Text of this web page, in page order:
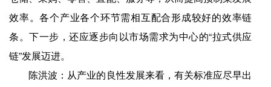
效率。各个产业各个环节需相互配合形成较好的效率链
条。下一步，还应逐步向以市场需求为中心的“拉式供应
链”发展迈进。
陈洪波：从产业的良性发展来看，有关标准应尽早出